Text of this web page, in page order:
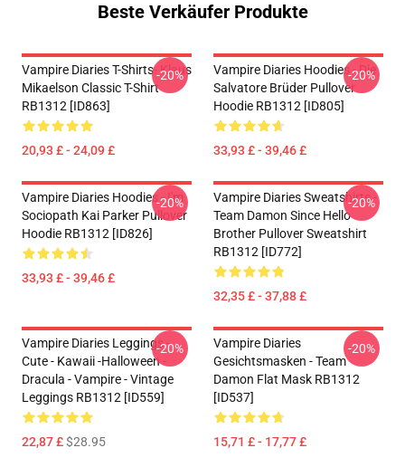
Beste Verkäufer Produkte
Vampire Diaries T-Shirts- Klaus
Mikaelson Classic T-Shirt
RB1312 [ID863]
20,93 £ - 24,09 £
-20%
Vampire Diaries Hoodies - Die
Salvatore Brüder Pullover
Hoodie RB1312 [ID805]
33,93 £ - 39,46 £
-20%
Vampire Diaries Hoodies - I'm
Sociopath Kai Parker Pullover
Hoodie RB1312 [ID826]
33,93 £ - 39,46 £
-20%
Vampire Diaries Sweatshirts -
Team Damon Since Hello
Brother Pullover Sweatshirt
RB1312 [ID772]
32,35 £ - 37,88 £
-20%
Vampire Diaries Leggings -
Cute - Kawaii -Halloween -
Dracula - Vampire - Vintage
Leggings RB1312 [ID559]
22,87 £$28.95
-20%
Vampire Diaries
Gesichtsmasken - Team
Damon Flat Mask RB1312
[ID537]
15,71 £ - 17,77 £
-20%